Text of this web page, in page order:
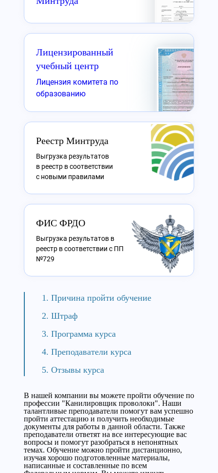
Лицензированный
учебный центр
Лицензия комитета по
образованию
Реестр Минтруда
Выгрузка результатов
в реестр в соответствии
с новыми правилами
ФИС ФРДО
Выгрузка результатов в
реестр в соответствии с ПП
№729
Причина пройти обучение
Штраф
Программа курса
Преподаватели курса
Отзывы курса
В нашей компании вы можете пройти обучение по
профессии "Канилировщик проволоки". Наши
талантливые преподаватели помогут вам успешно
пройти аттестацию и получить необходимые
документы для работы в данной области. Также
преподаватели ответят на все интересующие вас
вопросы и помогут разобраться в непонятных
темах. Обучение можно пройти дистанционно,
изучая хорошо подготовленные материалы,
написанные и составленные по всем